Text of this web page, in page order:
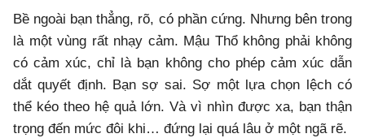
Bề ngoài bạn thẳng, rõ, có phần cứng. Nhưng bên trong
là một vùng rất nhạy cảm. Mậu Thổ không phải không
có cảm xúc, chỉ là bạn không cho phép cảm xúc dẫn
dắt quyết định. Bạn sợ sai. Sợ một lựa chọn lệch có
thể kéo theo hệ quả lớn. Và vì nhìn được xa, bạn thận
trọng đến mức đôi khi… đứng lại quá lâu ở một ngã rẽ.